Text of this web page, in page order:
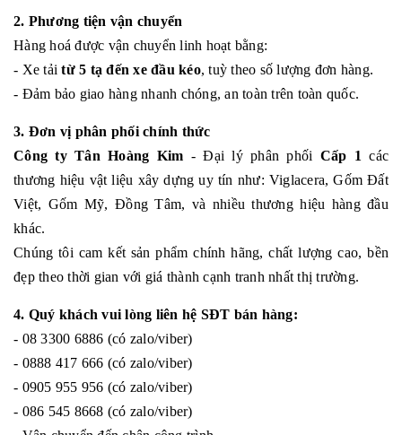
2. Phương tiện vận chuyển
Hàng hoá được vận chuyển linh hoạt bằng:
- Xe tảitừ 5 tạ đến xe đầu kéo, tuỳ theo số lượng đơn hàng.
- Đảm bảo giao hàng nhanh chóng, an toàn trên toàn quốc.
3. Đơn vị phân phối chính thức
Công ty Tân Hoàng Kim - Đại lý phân phối Cấp 1 các
thương hiệu vật liệu xây dựng uy tín như: Viglacera, Gốm Đất
Việt, Gốm Mỹ, Đồng Tâm, và nhiều thương hiệu hàng đầu
khác.
Chúng tôi cam kết sản phẩm chính hãng, chất lượng cao, bền
đẹp theo thời gian với giá thành cạnh tranh nhất thị trường.
4. Quý khách vui lòng liên hệ SĐT bán hàng:
- 08 3300 6886 (có zalo/viber)
- 0888 417 666 (có zalo/viber)
- 0905 955 956 (có zalo/viber)
- 086 545 8668 (có zalo/viber)